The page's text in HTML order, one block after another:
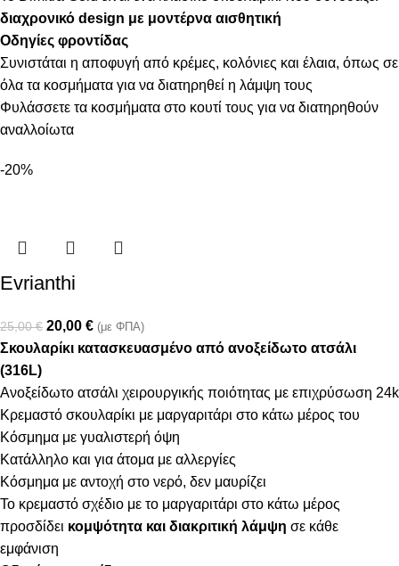
διαχρονικό design με μοντέρνα αισθητική
Οδηγίες φροντίδας
Συνιστάται η αποφυγή από κρέμες, κολόνιες και έλαια, όπως σε
όλα τα κοσμήματα για να διατηρηθεί η λάμψη τους
Φυλάσσετε τα κοσμήματα στο κουτί τους για να διατηρηθούν
αναλλοίωτα
-20%
Evrianthi
25,00€ 20,00 € (με ΦΠΑ)
Σκουλαρίκι κατασκευασμένο από ανοξείδωτο ατσάλι
(316L)
Ανοξείδωτο ατσάλι χειρουργικής ποιότητας με επιχρύσωση 24k
Κρεμαστό σκουλαρίκι με μαργαριτάρι στο κάτω μέρος του
Κόσμημα με γυαλιστερή όψη
Κατάλληλο και για άτομα με αλλεργίες
Κόσμημα με αντοχή στο νερό, δεν μαυρίζει
Το κρεμαστό σχέδιο με το μαργαριτάρι στο κάτω μέρος
προσδίδει κομψότητα και διακριτική λάμψη σε κάθε
εμφάνιση